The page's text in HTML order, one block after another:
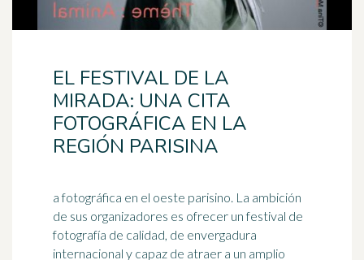
EL FESTIVAL DE LA
MIRADA: UNA CITA
FOTOGRÁFICA EN LA
REGIÓN PARISINA
a fotográfica en el oeste parisino. La ambición
de sus organizadores es ofrecer un festival de
fotografía de calidad, de envergadura
internacional y capaz de atraer a un amplio